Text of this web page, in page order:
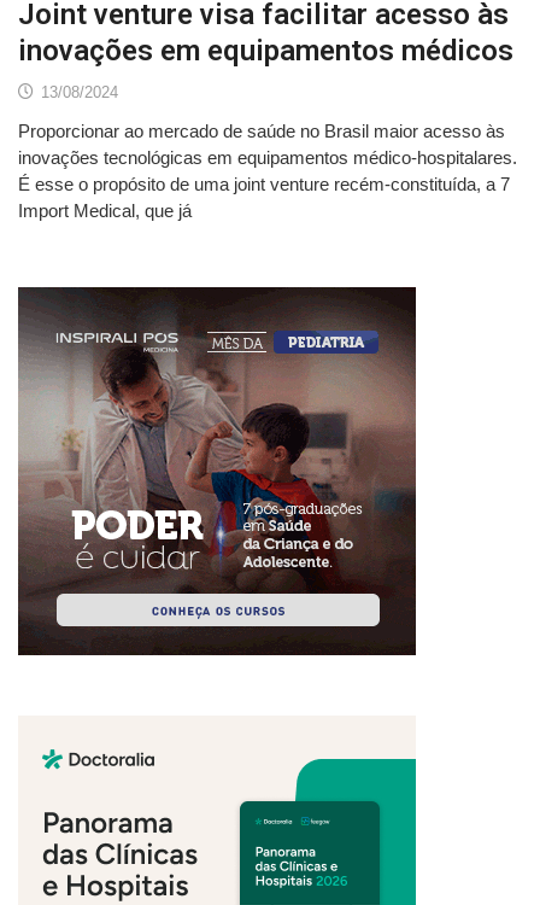
Joint venture visa facilitar acesso às
inovações em equipamentos médicos
13/08/2024
Proporcionar ao mercado de saúde no Brasil maior acesso às
inovações tecnológicas em equipamentos médico-hospitalares.
É esse o propósito de uma joint venture recém-constituída, a 7
Import Medical, que já